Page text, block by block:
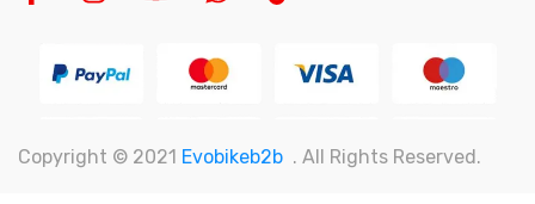
Copyright © 2021 Evobikeb2b . All Rights Reserved.